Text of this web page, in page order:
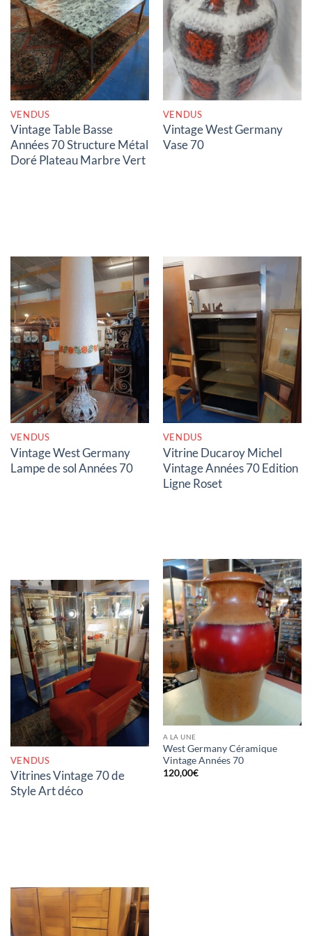
RUPTURE DE STOCK
VENDUS
Vintage Table Basse
Années 70 Structure Métal
Doré Plateau Marbre Vert
RUPTURE DE STOCK
VENDUS
Vintage West Germany
Vase 70
RUPTURE DE STOCK
VENDUS
Vintage West Germany
Lampe de sol Années 70
RUPTURE DE STOCK
VENDUS
Vitrine Ducaroy Michel
Vintage Années 70 Edition
Ligne Roset
RUPTURE DE STOCK
VENDUS
Vitrines Vintage 70 de
Style Art déco
A LA UNE
West Germany Céramique
Vintage Années 70
120,00€